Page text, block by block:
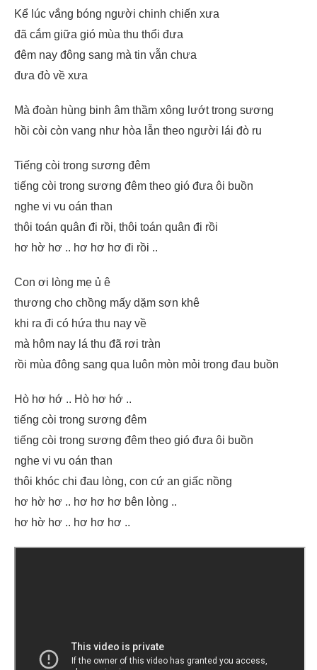
Kể lúc vắng bóng người chinh chiến xưa
đã cắm giữa gió mùa thu thổi đưa
đêm nay đông sang mà tin vẫn chưa
đưa đò về xưa
Mà đoàn hùng binh âm thầm xông lướt trong sương
hồi còi còn vang như hòa lẫn theo người lái đò ru
Tiếng còi trong sương đêm
tiếng còi trong sương đêm theo gió đưa ôi buồn
nghe vi vu oán than
thôi toán quân đi rồi, thôi toán quân đi rồi
hơ hờ hơ .. hơ hơ hơ đi rồi ..
Con ơi lòng mẹ ủ ê
thương cho chồng mấy dặm sơn khê
khi ra đi có hứa thu nay về
mà hôm nay lá thu đã rơi tràn
rồi mùa đông sang qua luôn mòn mỏi trong đau buồn
Hò hơ hớ .. Hò hơ hớ ..
tiếng còi trong sương đêm
tiếng còi trong sương đêm theo gió đưa ôi buồn
nghe vi vu oán than
thôi khóc chi đau lòng, con cứ an giấc nồng
hơ hờ hơ .. hơ hơ hơ bên lòng ..
hơ hờ hơ .. hơ hơ hơ ..